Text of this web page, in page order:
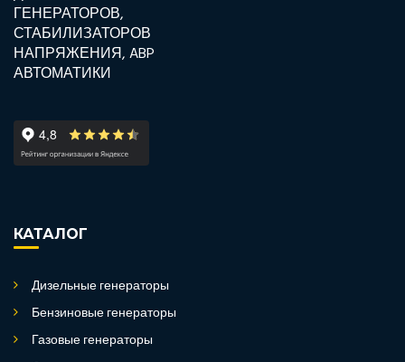
КАТАЛОГ
Дизельные генераторы
Бензиновые генераторы
Газовые генераторы